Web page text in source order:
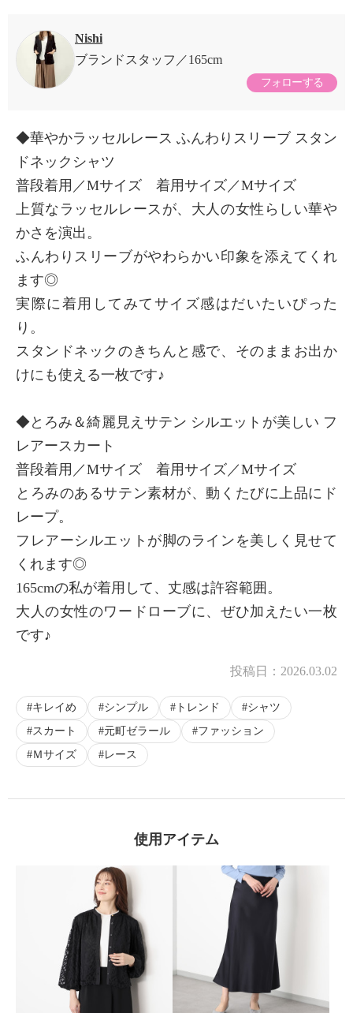
Nishi
ブランドスタッフ
165cm
フォローする
◆華やかラッセルレース ふんわりスリーブ スタン
ドネックシャツ
普段着用／Mサイズ 着用サイズ／Mサイズ
上質なラッセルレースが、大人の女性らしい華や
かさを演出。
ふんわりスリーブがやわらかい印象を添えてくれ
ます◎
実際に着用してみてサイズ感はだいたいぴった
り。
スタンドネックのきちんと感で、そのままお出か
けにも使える一枚です♪
◆とろみ＆綺麗見えサテン シルエットが美しい フ
レアースカート
普段着用／Mサイズ 着用サイズ／Mサイズ
とろみのあるサテン素材が、動くたびに上品にド
レープ。
フレアーシルエットが脚のラインを美しく見せて
くれます◎
165cmの私が着用して、丈感は許容範囲。
大人の女性のワードローブに、ぜひ加えたい一枚
です♪
投稿日： 2026.03.02
キレイめ シンプル トレンド
シャツ
スカート
元町ゼラール
ファッション
Ｍサイズ
レース
使用アイテム